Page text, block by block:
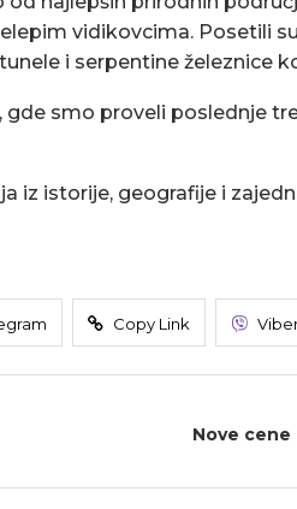
vidikovcima. Posetili
i serpentine železnice
gde smo proveli poslednje
iz istorije, geografije i
Copy Link
Nove